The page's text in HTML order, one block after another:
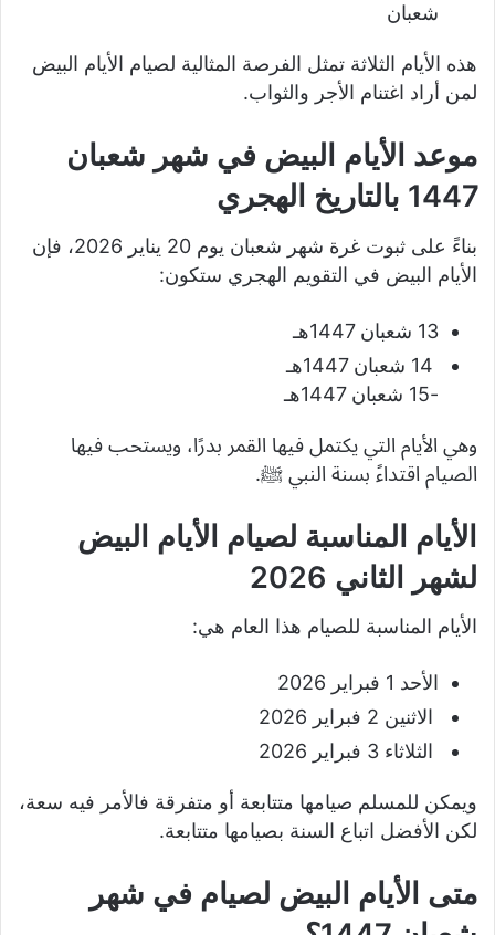
شعبان
هذه الأيام الثلاثة تمثل الفرصة المثالية لصيام الأيام البيض
لمن أراد اغتنام الأجر والثواب.
موعد الأيام البيض في شهر شعبان
1447 بالتاريخ الهجري
بناءً على ثبوت غرة شهر شعبان يوم 20 يناير 2026، فإن
الأيام البيض في التقويم الهجري ستكون:
13 شعبان 1447هـ
-15 شعبان 1447هـ
وهي الأيام التي يكتمل فيها القمر بدرًا، ويستحب فيها
الصيام اقتداءً بسنة النبي ﷺ.
الأيام المناسبة لصيام الأيام البيض
لشهر الثاني 2026
الأيام المناسبة للصيام هذا العام هي:
الأحد 1 فبراير 2026
الاثنين 2 فبراير 2026
الثلاثاء 3 فبراير 2026
ويمكن للمسلم صيامها متتابعة أو متفرقة فالأمر فيه سعة،
لكن الأفضل اتباع السنة بصيامها متتابعة.
متى الأيام البيض لصيام في شهر